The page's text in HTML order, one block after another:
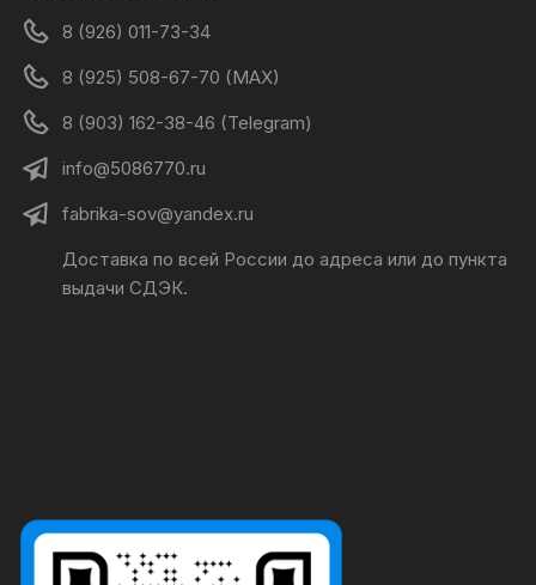
8 (926) 011-73-34
8 (925) 508-67-70 (MAX)
8 (903) 162-38-46 (Telegram)
info@5086770.ru
fabrika-sov@yandex.ru
Доставка по всей России до адреса или до пункта
выдачи СДЭК.